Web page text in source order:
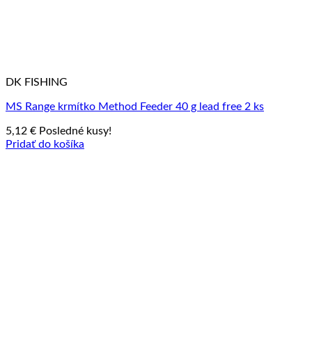
DK FISHING
MS Range krmítko Method Feeder 40 g lead free 2 ks
5,12 € Posledné kusy!
Pridať do košíka